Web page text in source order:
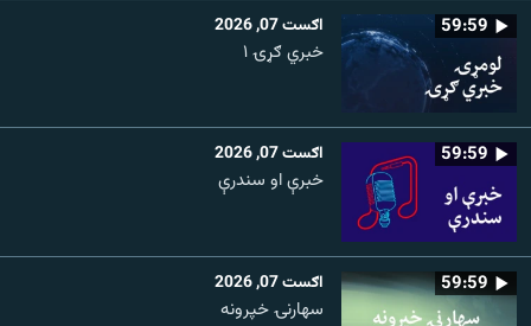
59:59 اګست 07, 2026
خبري ګړۍ ۱
59:59 اګست 07, 2026
خبرې او سندرې
59:59 اګست 07, 2026
سهارنۍ خپرونه